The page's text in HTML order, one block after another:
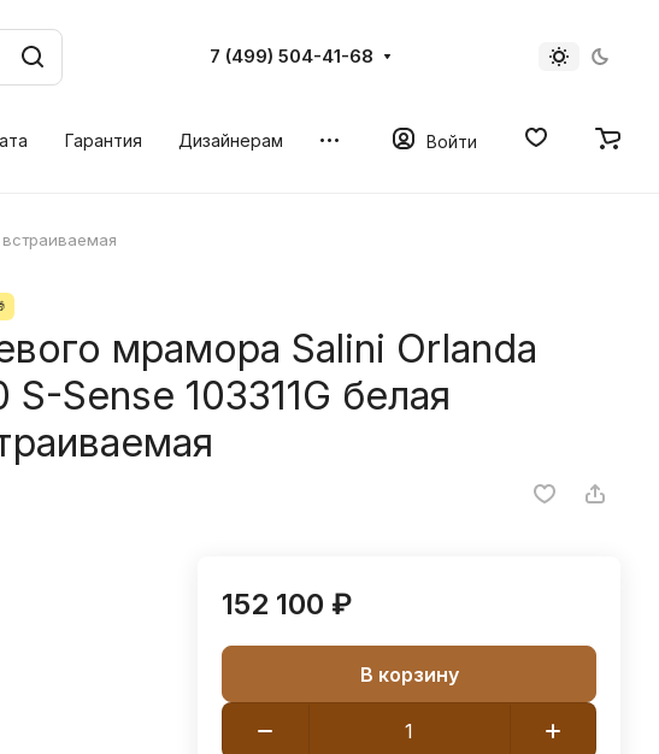
7 (499) 504-41-68
Гарантия Дизайнерам Войти
встраиваемая
мрамора Salini Orlanda
S-Sense 103311G белая
152 100 ₽
В корзину